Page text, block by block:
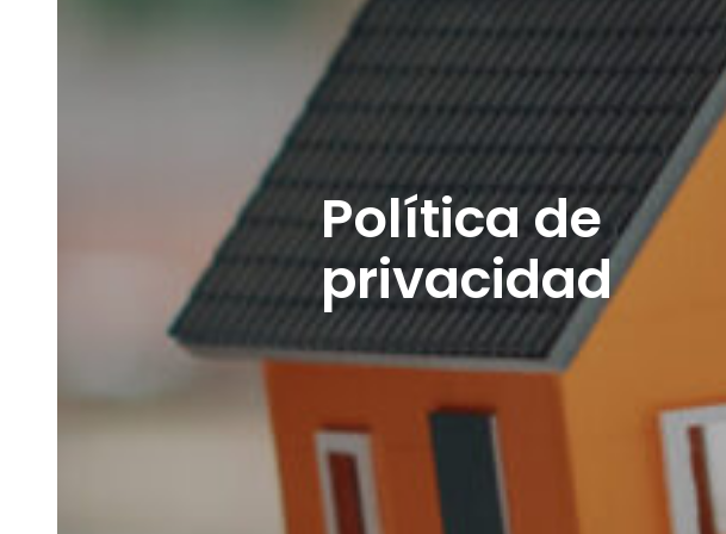
Política de
privacidad